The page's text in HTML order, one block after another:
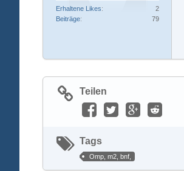
Erhaltene Likes
2
Beiträge
79
Teilen
Tags
Omp, m2, bnf,